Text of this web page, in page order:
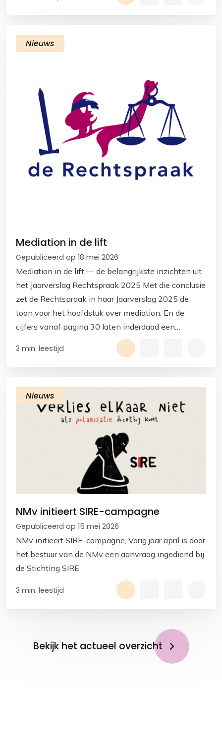
Nieuws
Mediation in de lift
Gepubliceerd op 18 mei 2026
Mediation in de lift — de belangrijkste inzichten uit
het Jaarverslag Rechtspraak 2025 Met die conclusie
zet de Rechtspraak in haar Jaarverslag 2025 de
toon voor het hoofdstuk over mediation. En de
cijfers vanaf pagina 30 laten inderdaad een
duidelijke ontwikkeling zien.
3 min. leestijd
Nieuws
NMv initieert SIRE-campagne
Gepubliceerd op 15 mei 2026
NMv initieert SIRE-campagne, Vorig jaar april is door
het bestuur van de NMv een aanvraag ingediend bij
de Stichting SIRE
3 min. leestijd
Bekijk het actueel overzicht